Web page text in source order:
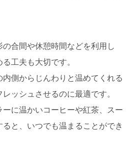
合間や休憩時間などを利用し
工夫も大切です。
側からじんわりと温めてくれる
ッシュさせるのに最適です。
に温かいコーヒーや紅茶、スー
と、いつでも温まることができ